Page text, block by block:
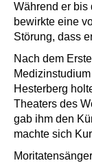
Während er bis
bewirkte eine
Störung, dass
Nach dem
Hesterberg
Theaters des
gab ihm den
machte sich